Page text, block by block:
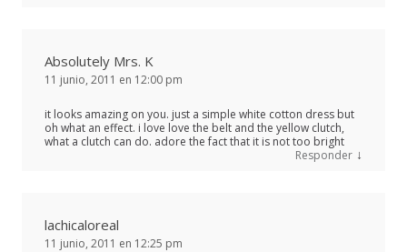
Absolutely Mrs. K
11 junio, 2011 en 12:00 pm
it looks amazing on you. just a simple white cotton dress but
oh what an effect. i love love the belt and the yellow clutch,
what a clutch can do. adore the fact that it is not too bright
Responder ↓
lachicaloreal
11 junio, 2011 en 12:25 pm